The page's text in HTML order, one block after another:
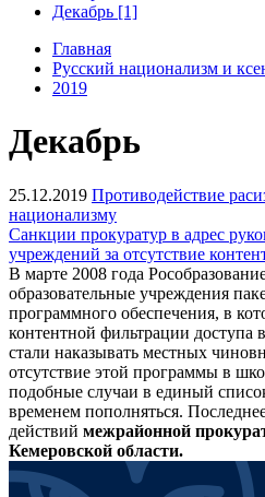
Декабрь [1]
Главная
Русский национализм и
2019
Декабрь
25.12.2019 Противодействие
национализму
Санкции прокуратур в адрес
учреждений за отсутствие
В марте 2008 года
образовательные учреждения
программного обеспечения, в
контентной фильтрации доступа
стали наказывать местных
отсутствие этой программы в
подобные случаи в единый
временем пополняться.
действий межрайонной
Кемеровской области.